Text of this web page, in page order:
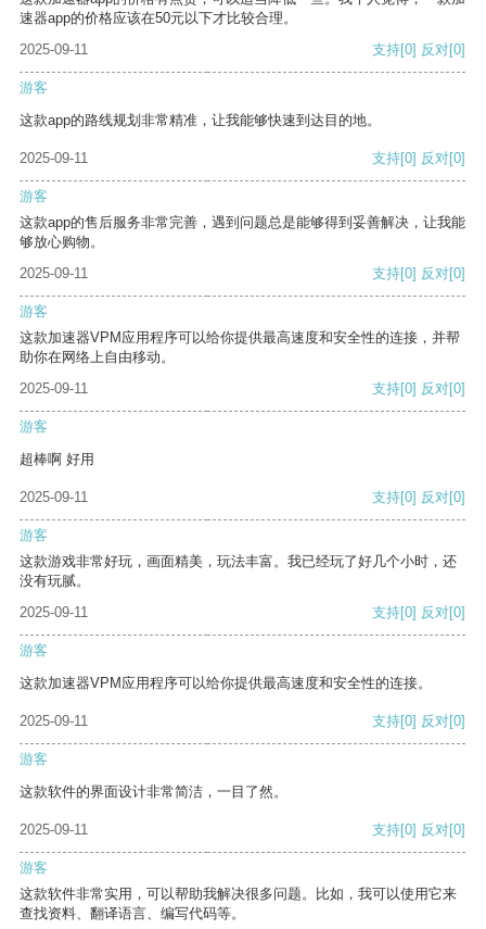
速器app的价格应该在50元以下才比较合理。
2025-09-11
支持[0] 反对[0]
游客
这款app的路线规划非常精准，让我能够快速到达目的地。
2025-09-11 支持[0] 反对[0]
游客
这款app的售后服务非常完善，遇到问题总是能够得到妥善解决，让我能
够放心购物。
2025-09-11
支持[0] 反对[0]
游客
这款加速器VPM应用程序可以给你提供最高速度和安全性的连接，并帮
助你在网络上自由移动。
2025-09-11
支持[0] 反对[0]
游客
超棒啊 好用
2025-09-11 支持[0] 反对[0]
游客
这款游戏非常好玩，画面精美，玩法丰富。我已经玩了好几个小时，还
没有玩腻。
2025-09-11
支持[0] 反对[0]
游客
这款加速器VPM应用程序可以给你提供最高速度和安全性的连接。
2025-09-11 支持[0] 反对[0]
游客
这款软件的界面设计非常简洁，一目了然。
2025-09-11 支持[0] 反对[0]
游客
这款软件非常实用，可以帮助我解决很多问题。比如，我可以使用它来
查找资料、翻译语言、编写代码等。